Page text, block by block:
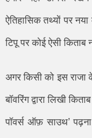
ऐतिहासिक तथ्यों पर
टिपू पर कोई ऐसी किताब
अगर किसी को इस राजा
बॉवरिंग द्वारा लिखी किताब
पॉवर्स ऑफ़ साउथ’